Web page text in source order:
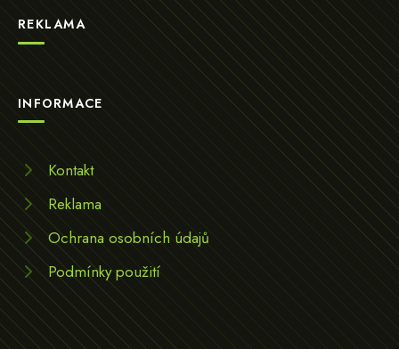
REKLAMA
INFORMACE
Kontakt
Reklama
Ochrana osobních údajů
Podmínky použití